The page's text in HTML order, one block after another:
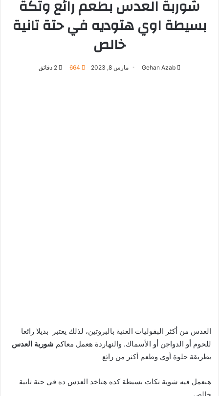
شوربة العدس بطعم رائع وتكة
بسيطة اوي هتوديه في حتة تانية
خالص
Gehan Azab مارس 8, 2023 664
العدس من أكثر البقوليات الغنية بالبروتين، لذلك يعتبر بديلا رائعا
للحوم أو الدواجن أو الأسماك. والنهاردة هعمل معاكم شوربة العدس
بطريقة حلوة أوي وطعم أكثر من رائع
هنعمل فيه شوية تكات بسيطة كده هتاخد العدس ده في حتة تانية